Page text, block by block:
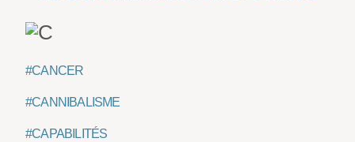
#CANCER
#CANNIBALISME
#CAPABILITÉS